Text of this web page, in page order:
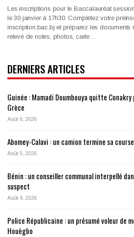
Les inscriptions pour le Baccalauréat
le 30 janvier à 17h30. Complétez votre
inscription.bac.bj et préparez les documents
relevé de notes, photos, carte…
DERNIERS ARTICLES
Guinée : Mamadi Doumbouya quitte
Grèce
Août 6, 2026
Abomey-Calavi : un camion termine sa
Août 5, 2026
Bénin : un conseiller communal interpellé
suspect
Août 4, 2026
Police Républicaine : un présumé voleur de
Houègbo